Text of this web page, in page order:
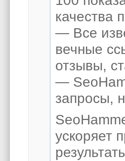
качества
— Все
вечные
отзывы,
—
запросы,
ускоряет